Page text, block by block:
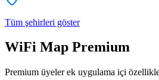
Tüm şehirleri göster
WiFi Map Premium
Premium üyeler ek uygulama içi